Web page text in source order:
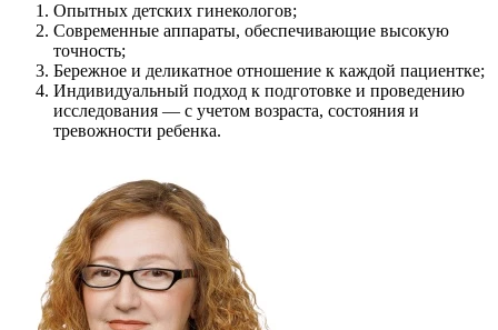
Опытных детских гинекологов;
Современные аппараты, обеспечивающие высокую
точность;
Бережное и деликатное отношение к каждой пациентке;
Индивидуальный подход к подготовке и проведению
исследования — с учетом возраста, состояния и
тревожности ребенка.